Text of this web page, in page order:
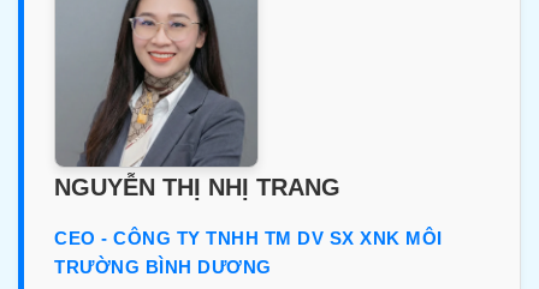
NGUYỄN THỊ NHỊ TRANG
CEO - CÔNG TY TNHH TM DV SX XNK MÔI
TRƯỜNG BÌNH DƯƠNG